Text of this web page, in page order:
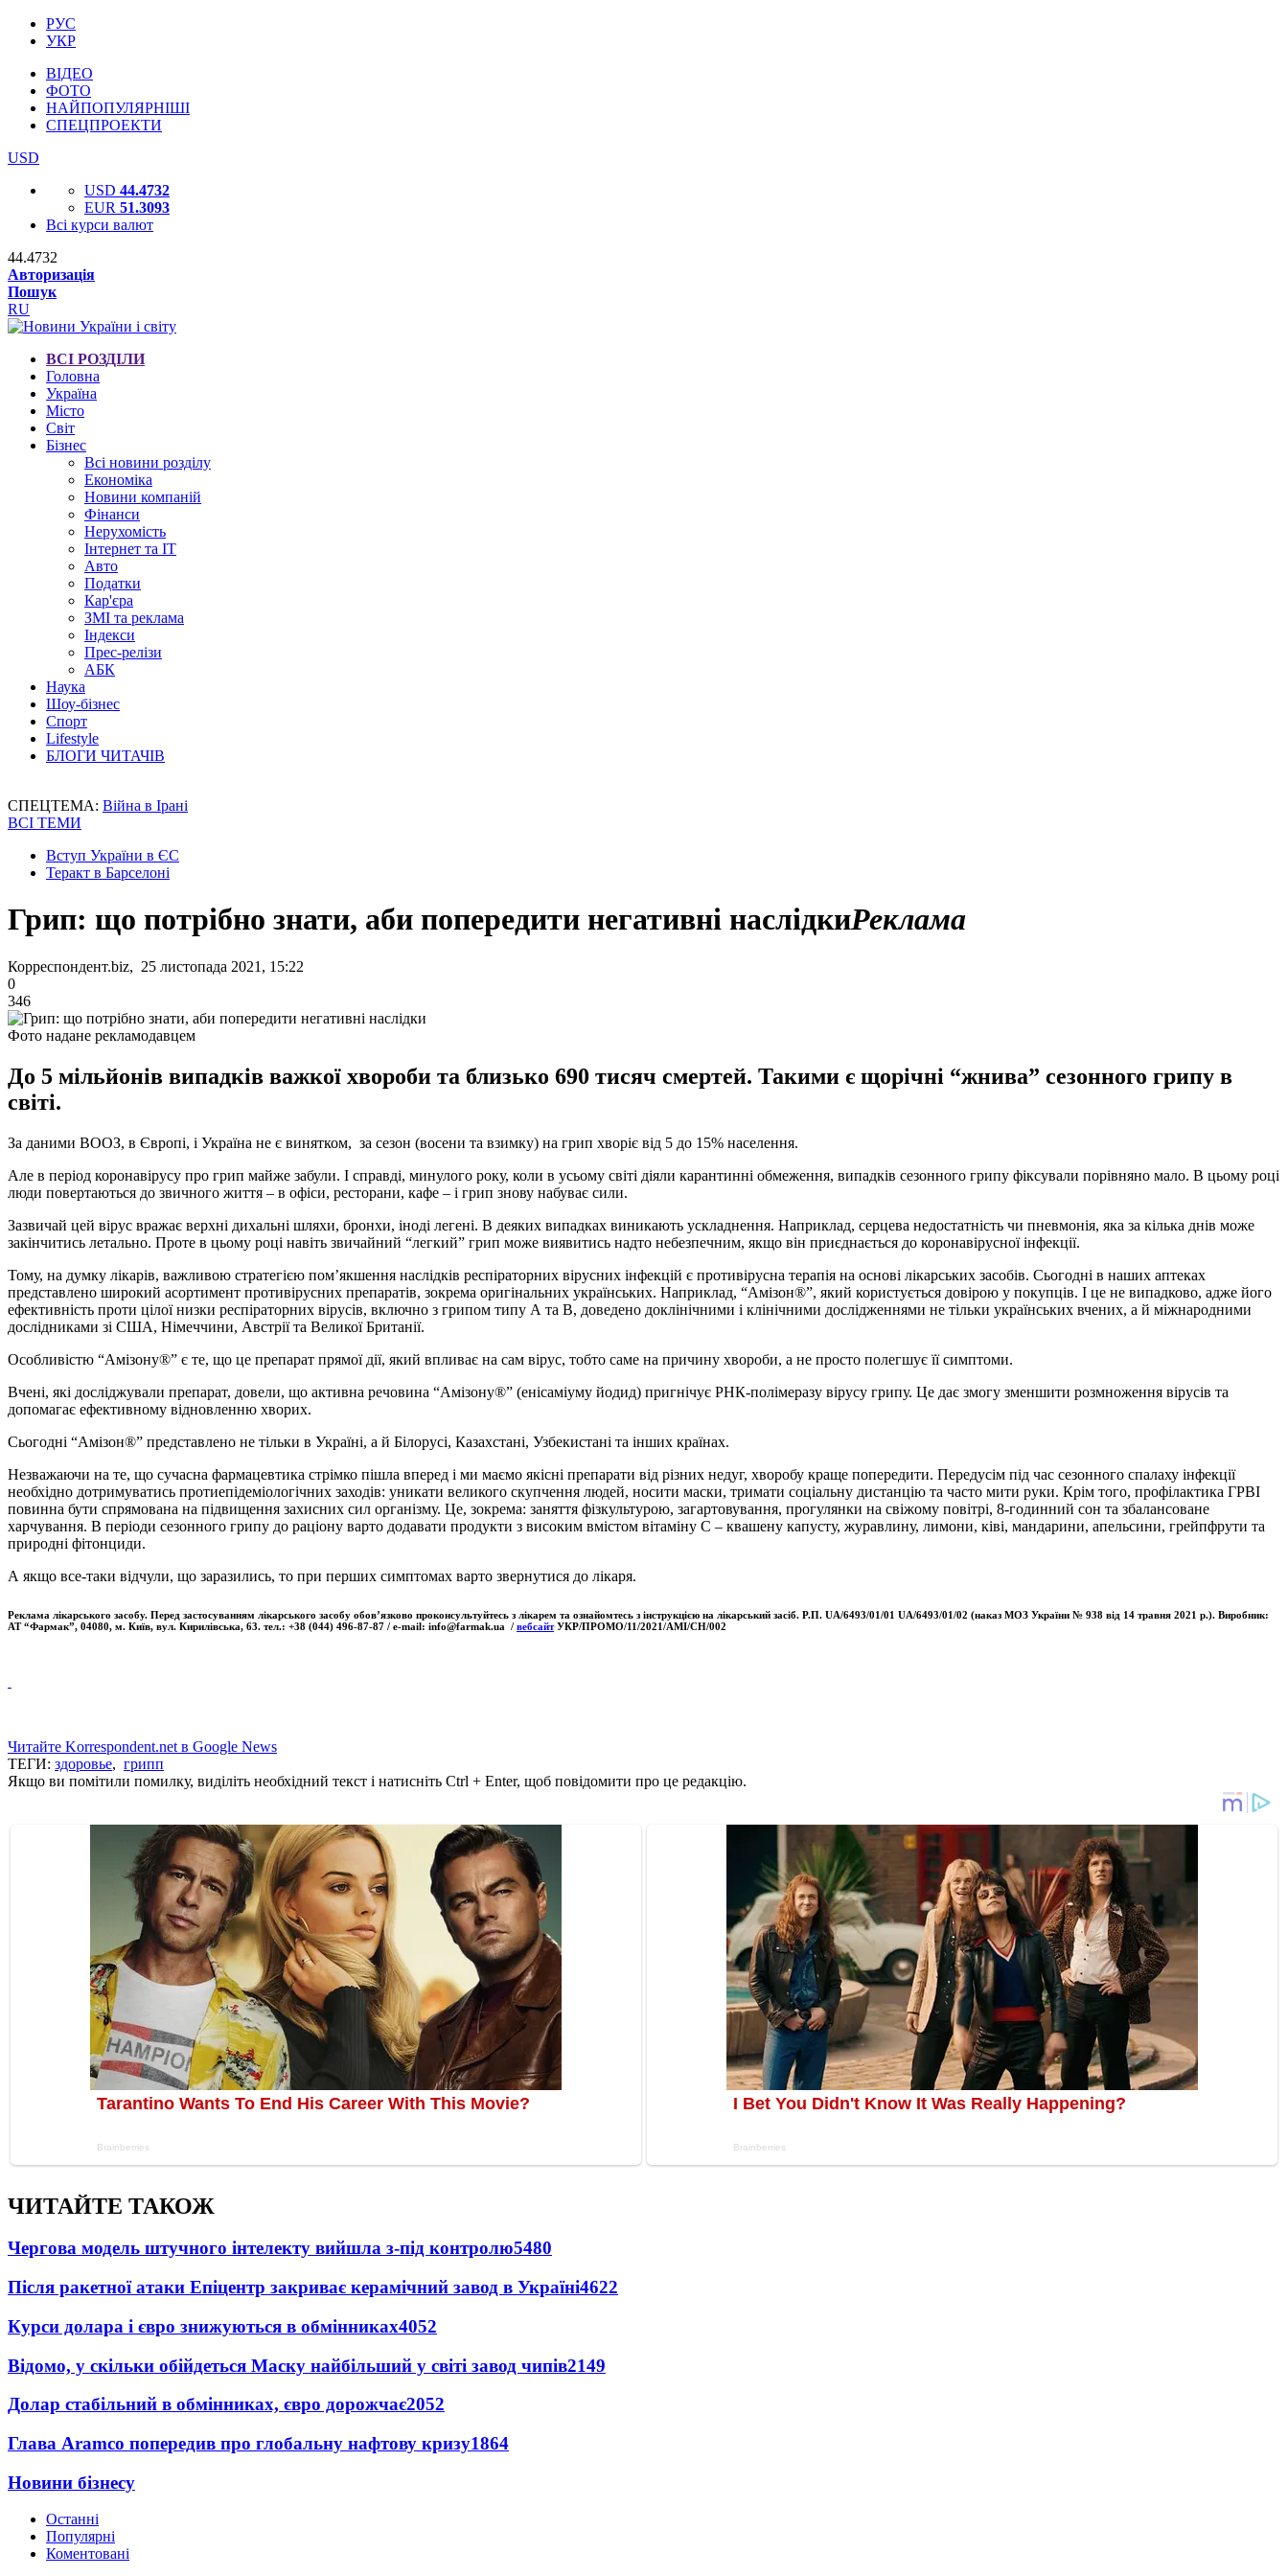
РУС
УКР
ВІДЕО
ФОТО
НАЙПОПУЛЯРНІШІ
СПЕЦПРОЕКТИ
USD
USD 44.4732
EUR 51.3093
Всі курси валют
44.4732
Авторизація
Пошук
RU
ВСІ РОЗДІЛИ
Головна
Україна
Місто
Світ
Бізнес
Всі новини розділу
Економіка
Новини компаній
Фінанси
Нерухомість
Інтернет та IT
Авто
Податки
Кар'єра
ЗМІ та реклама
Індекси
Прес-релізи
АБК
Наука
Шоу-бізнес
Спорт
Lifestyle
БЛОГИ ЧИТАЧІВ
СПЕЦТЕМА: Війна в Ірані
ВСІ ТЕМИ
Вступ України в ЄС
Теракт в Барселоні
Грип: що потрібно знати, аби попередити негативні наслідкиРеклама
Корреспондент.biz, 25 листопада 2021, 15:22
0
346
Фото надане рекламодавцем
До 5 мільйонів випадків важкої хвороби та близько 690 тисяч смертей. Такими є щорічні “жнива” сезонного грипу в
світі.
За даними ВООЗ, в Європі, і Україна не є винятком, за сезон (восени та взимку) на грип хворіє від 5 до 15% населення.
Але в період коронавірусу про грип майже забули. І справді, минулого року, коли в усьому світі діяли карантинні обмеження, випадків сезонного грипу фіксували порівняно мало. В цьому році
люди повертаються до звичного життя – в офіси, ресторани, кафе – і грип знову набуває сили.
Зазвичай цей вірус вражає верхні дихальні шляхи, бронхи, іноді легені. В деяких випадках виникають ускладнення. Наприклад, серцева недостатність чи пневмонія, яка за кілька днів може
закінчитись летально. Проте в цьому році навіть звичайний “легкий” грип може виявитись надто небезпечним, якщо він приєднається до коронавірусної інфекції.
Тому, на думку лікарів, важливою стратегією пом’якшення наслідків респіраторних вірусних інфекцій є противірусна терапія на основі лікарських засобів. Сьогодні в наших аптеках
представлено широкий асортимент противірусних препаратів, зокрема оригінальних українських. Наприклад, “Амізон®”, який користується довірою у покупців. І це не випадково, адже його
ефективність проти цілої низки респіраторних вірусів, включно з грипом типу А та В, доведено доклінічними і клінічними дослідженнями не тільки українських вчених, а й міжнародними
дослідниками зі США, Німеччини, Австрії та Великої Британії.
Особливістю “Амізону®” є те, що це препарат прямої дії, який впливає на сам вірус, тобто саме на причину хвороби, а не просто полегшує її симптоми.
Вчені, які досліджували препарат, довели, що активна речовина “Амізону®” (енісаміуму йодид) пригнічує РНК-полімеразу вірусу грипу. Це дає змогу зменшити розмноження вірусів та
допомагає ефективному відновленню хворих.
Сьогодні “Амізон®” представлено не тільки в Україні, а й Білорусі, Казахстані, Узбекистані та інших країнах.
Незважаючи на те, що сучасна фармацевтика стрімко пішла вперед і ми маємо якісні препарати від різних недуг, хворобу краще попередити. Передусім під час сезонного спалаху інфекції
необхідно дотримуватись протиепідеміологічних заходів: уникати великого скупчення людей, носити маски, тримати соціальну дистанцію та часто мити руки. Крім того, профілактика ГРВІ
повинна бути спрямована на підвищення захисних сил організму. Це, зокрема: заняття фізкультурою, загартовування, прогулянки на свіжому повітрі, 8-годинний сон та збалансоване
харчування. В періоди сезонного грипу до раціону варто додавати продукти з високим вмістом вітаміну С – квашену капусту, журавлину, лимони, ківі, мандарини, апельсини, грейпфрути та
природні фітонциди.
А якщо все-таки відчули, що заразились, то при перших симптомах варто звернутися до лікаря.
Реклама лікарського засобу. Перед застосуванням лікарського засобу обов’язково проконсультуйтесь з лікарем та ознайомтесь з інструкцією на лікарський засіб. Р.П. UA/6493/01/01 UA/6493/01/02 (наказ МОЗ України № 938 від 14 травня 2021 р.). Виробник:
АТ “Фармак”, 04080, м. Київ, вул. Кирилівська, 63. тел.: +38 (044) 496-87-87 / e-mail: info@farmak.ua / вебсайтУКР/ПРОМО/11/2021/АМІ/СН/002
Читайте Korrespondent.net в Google News
ТЕГИ: здоровье, грипп
Якщо ви помітили помилку, виділіть необхідний текст і натисніть Ctrl + Enter, щоб повідомити про це редакцію.
ЧИТАЙТЕ ТАКОЖ
Чергова модель штучного інтелекту вийшла з-під контролю5480
Після ракетної атаки Епіцентр закриває керамічний завод в Україні4622
Курси долара і євро знижуються в обмінниках4052
Відомо, у скільки обійдеться Маску найбільший у світі завод чипів2149
Долар стабільний в обмінниках, євро дорожчає2052
Глава Aramco попередив про глобальну нафтову кризу1864
Новини бізнесу
Останні
Популярні
Коментовані